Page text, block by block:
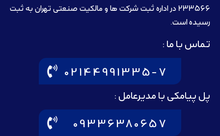
233566 در اداره ثبت شرکت ها و مالکيت صنعتی تهران به ثبت
رسيده است.
تماس با ما :
02144991335-7
پل پیامکی با مدیرعامل :
09336380657